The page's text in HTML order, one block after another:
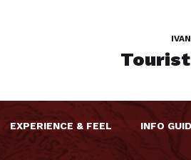
EXPERIENCE & FEEL INFO